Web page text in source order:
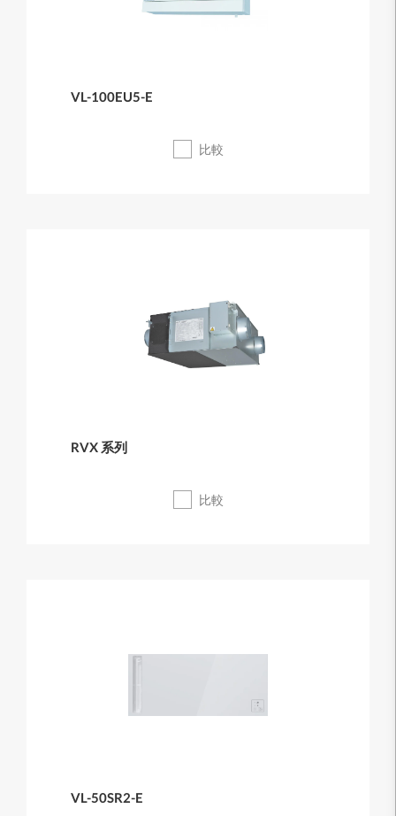
VL-100EU5-E
比較
RVX 系列
比較
VL-50SR2-E